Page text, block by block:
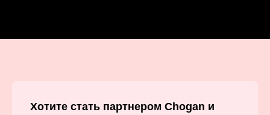
Хотите стать партнером Chogan и